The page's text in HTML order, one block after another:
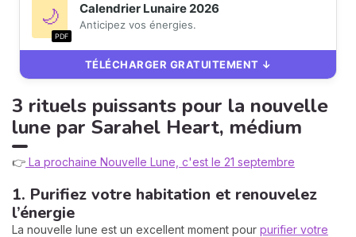
🌙
PDF
Calendrier Lunaire 2026
Anticipez vos énergies.
TÉLÉCHARGER GRATUITEMENT ↓
3 rituels puissants pour la nouvelle
lune par Sarahel Heart, médium
👉 La prochaine Nouvelle Lune, c'est le 21 septembre
1. Purifiez votre habitation et renouvelez
l’énergie
La nouvelle lune est un excellent moment pour purifier votre